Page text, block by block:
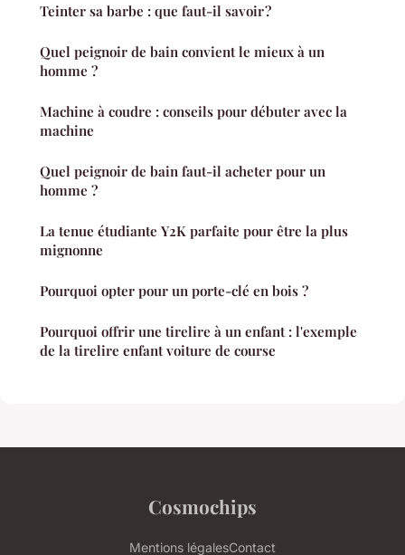
Teinter sa barbe : que faut-il savoir ?
Quel peignoir de bain convient le mieux à un
homme ?
Machine à coudre : conseils pour débuter avec la
machine
Quel peignoir de bain faut-il acheter pour un
homme ?
La tenue étudiante Y2K parfaite pour être la plus
mignonne
Pourquoi opter pour un porte-clé en bois ?
Pourquoi offrir une tirelire à un enfant : l'exemple
de la tirelire enfant voiture de course
Cosmochips
Mentions légalesContact